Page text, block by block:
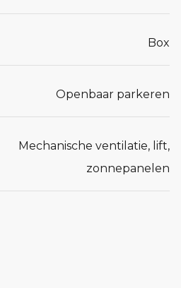
Box
Openbaar parkeren
Mechanische ventilatie, lift,
zonnepanelen